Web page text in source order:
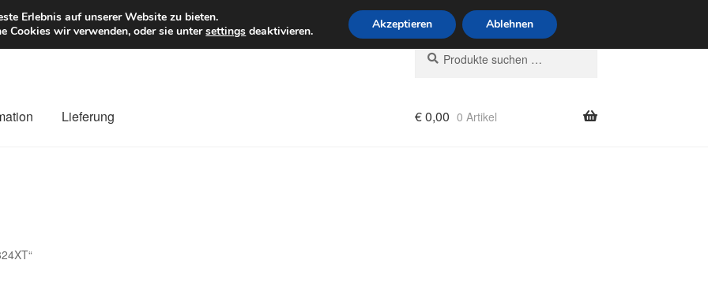
EUR Mo–Fr 9–16 Uhr · 0175 7465658
Suchen
nach:
Suchen
Lieferung €0,00 0 Artikel
Erlebnis auf unserer Website zu bieten.
Cookies wir verwenden, oder sie untersettings deaktivieren. Akzeptieren Ablehnen